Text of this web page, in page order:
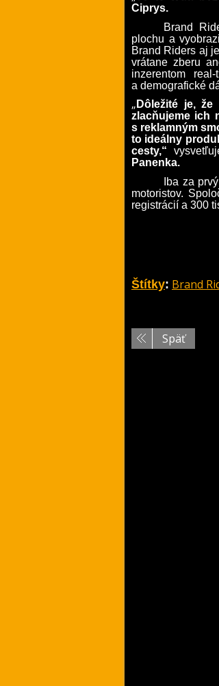
Ciprys.
Brand
plochu a
Brand Riders aj
vrátane zberu
inzerentom
a demografické
„ Dôležité je,
zlacňujeme ich
s reklamným
to ideálny
cesty,“
Panenka.
Iba za
motoristov.
registrácií a 300
Štítky: Brand
Späť